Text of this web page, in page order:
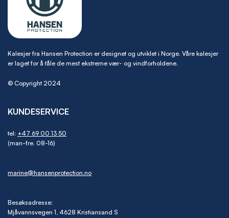
Kalesjer fra Hansen Protection er designet og utviklet i Norge. Våre kalesjer
er laget for å tåle de mest ekstreme vær- og vindforholdene.
© Copyright 2024
KUNDESERVICE
tel: +47 69 00 13 50
(man-fre. 08-16)
marine@hansenprotection.no
Besøksadresse:
Mjåvannsvegen 1, 4628 Kristiansand S